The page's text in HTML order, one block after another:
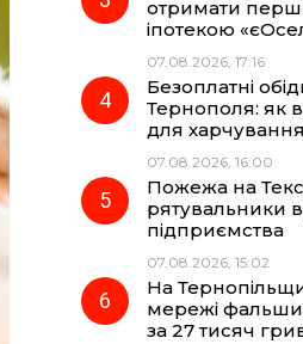
отримати
іпотекою
07.08.2026, 17:16
Безоплатні
Тернополя: як
для харчування
07.08.2026, 16:00
Пожежа на
рятувальники
підприємства
07.08.2026, 15:02
На
мережі
за 27 тисяч